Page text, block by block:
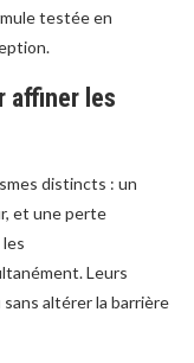
testée en
affiner les
distincts : un
et une perte
Leurs
sans altérer la barrière